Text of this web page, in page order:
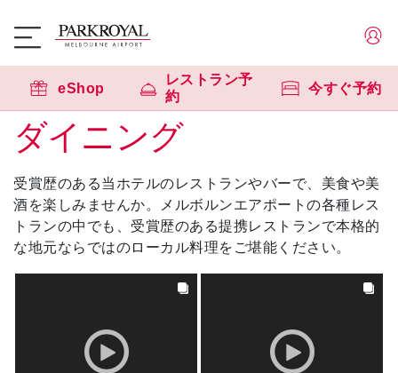
eShop
レストラン予
約
今すぐ予約
ダイニング
受賞歴のある当ホテルのレストランやバーで、美食や美
酒を楽しみませんか。メルボルンエアポートの各種レス
トランの中でも、受賞歴のある提携レストランで本格的
な地元ならではのローカル料理をご堪能ください。